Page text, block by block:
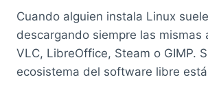
Cuando alguien instala Linux
descargando siempre las mismas
VLC, LibreOffice, Steam o GIMP.
ecosistema del software libre